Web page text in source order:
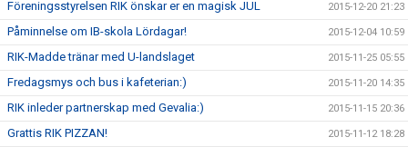
Föreningsstyrelsen RIK önskar er en magisk JUL 2015-12-20 21:23
Påminnelse om IB-skola Lördagar! 2015-12-04 10:59
RIK-Madde tränar med U-landslaget 2015-11-25 05:55
Fredagsmys och bus i kafeterian:) 2015-11-20 14:35
RIK inleder partnerskap med Gevalia:) 2015-11-15 20:36
Grattis RIK PIZZAN! 2015-11-12 18:28